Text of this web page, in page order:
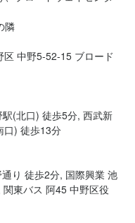
隣
中野5-52-15 ブロード
(北口) 徒歩5分, 西武新
口) 徒歩13分
り 徒歩2分, 国際興業 池
東バス 阿45 中野区役
を克服したいという方で
を克服したいという方で
も歓迎しております。